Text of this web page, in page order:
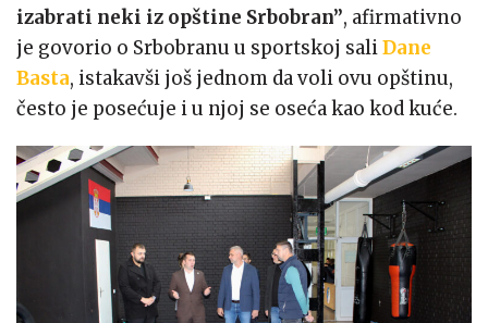
izabrati neki iz opštine Srbobran”, afirmativno
je govorio o Srbobranu u sportskoj saliDane
Basta, istakavši još jednom da voli ovu opštinu,
često je posećuje i u njoj se oseća kao kod kuće.